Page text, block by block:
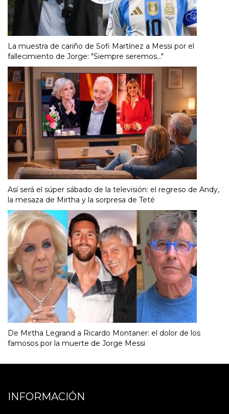
La muestra de cariño de Sofi Martínez a Messi por el
fallecimiento de Jorge: "Siempre seremos..."
Así será el súper sábado de la televisión: el regreso de Andy,
la mesaza de Mirtha y la sorpresa de Teté
De Mirtha Legrand a Ricardo Montaner: el dolor de los
famosos por la muerte de Jorge Messi
INFORMACIÓN